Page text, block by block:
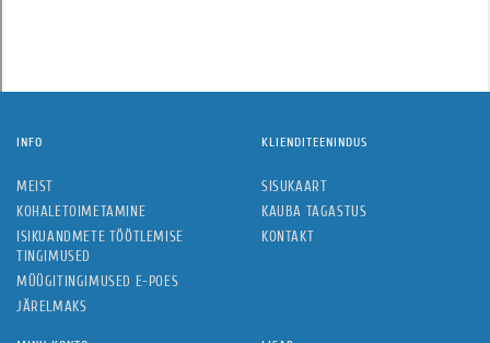
INFO
MEIST
KOHALETOIMETAMINE
ISIKUANDMETE TÖÖTLEMISE
TINGIMUSED
MÜÜGITINGIMUSED E-POES
JÄRELMAKS
KLIENDITEENINDUS
SISUKAART
KAUBA TAGASTUS
KONTAKT